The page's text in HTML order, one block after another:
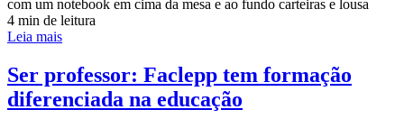
4 min de leitura
Leia mais
Ser professor: Faclepp tem formação
diferenciada na educação